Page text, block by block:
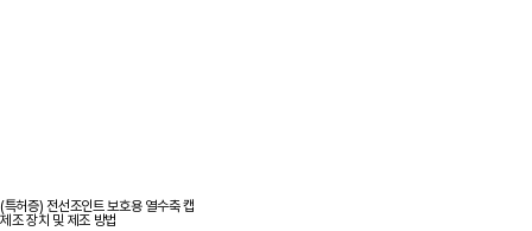
(특허증) 전선조인트 보호용 열수축 캡
제조 장치 및 제조 방법